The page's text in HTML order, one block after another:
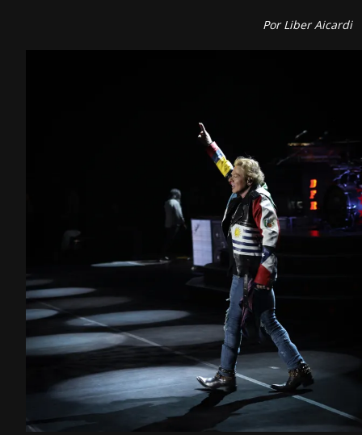
Por Liber Aicardi